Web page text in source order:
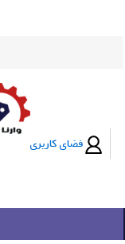
فضای کاربری